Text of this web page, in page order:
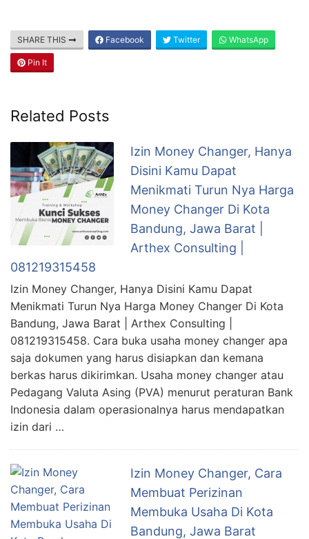
SHARE THIS Facebook Twitter WhatsApp
Pin It
Related Posts
Izin Money Changer, Hanya
Disini Kamu Dapat
Menikmati Turun Nya Harga
Money Changer Di Kota
Bandung, Jawa Barat |
Arthex Consulting |
081219315458
Izin Money Changer, Hanya Disini Kamu Dapat
Menikmati Turun Nya Harga Money Changer Di Kota
Bandung, Jawa Barat | Arthex Consulting |
081219315458. Cara buka usaha money changer apa
saja dokumen yang harus disiapkan dan kemana
berkas harus dikirimkan. Usaha money changer atau
Pedagang Valuta Asing (PVA) menurut peraturan Bank
Indonesia dalam operasionalnya harus mendapatkan
izin dari …
Izin Money Changer, Cara
Membuat Perizinan
Membuka Usaha Di Kota
Bandung, Jawa Barat